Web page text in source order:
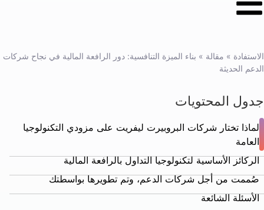
الاستفادة » مقالة » بناء الميزة التنافسية: دور الرافعة المالية في نجاح شركات
الدعم الحديثة
جدول المحتويات
لماذا تختار شركات البروبيرت ليفريت على مزودي التكنولوجيا
العامة
الركائز الأساسية لتكنولوجيا التداول بالرافعة المالية
صُممت من أجل شركات الدعم، وتم تطويرها بواسطتك
الأسئلة الشائعة